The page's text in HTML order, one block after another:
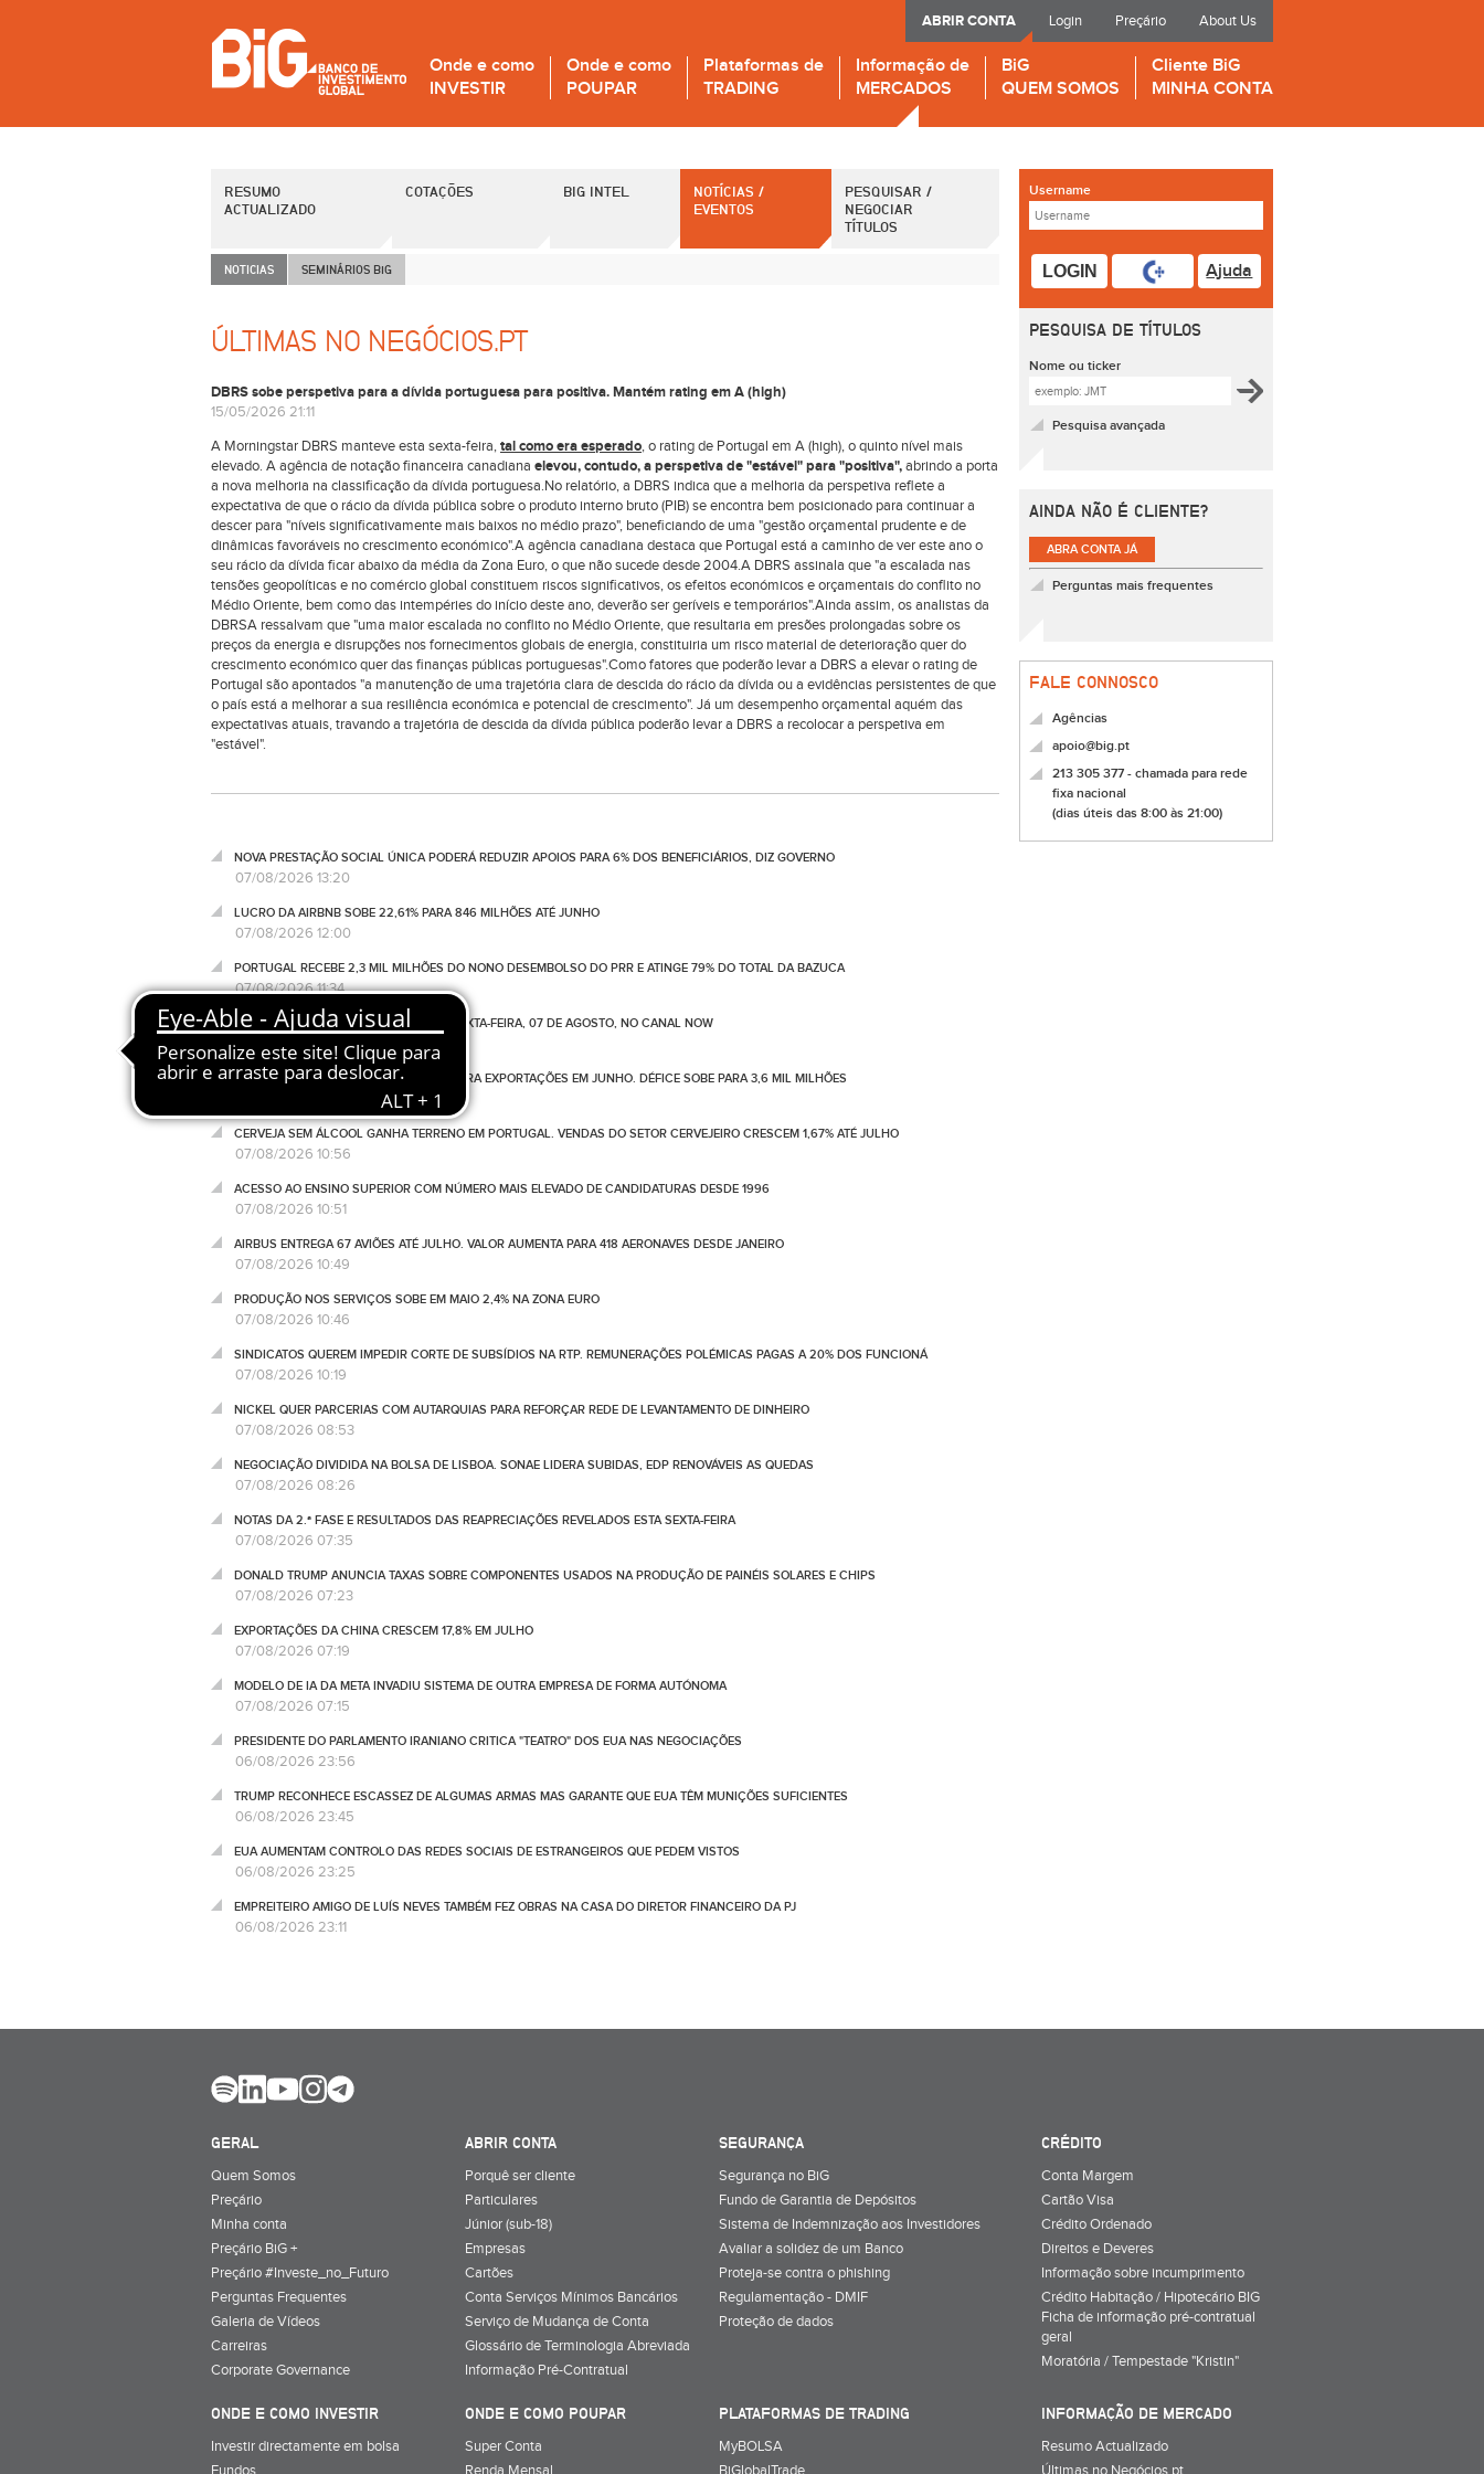
Login Preçário About Us
ABRIR CONTA
Onde e como
INVESTIR
Onde e como
POUPAR
Plataformas de
TRADING
Informação de
MERCADOS
BiG
QUEM SOMOS
Cliente BiG
MINHA CONTA
RESUMO
ACTUALIZADO
COTAÇÕES BIG INTEL
NOTÍCIAS /
EVENTOS
PESQUISAR /
NEGOCIAR
TÍTULOS
NOTICIAS SEMINÁRIOS BiG
ÚLTIMAS NO NEGÓCIOS.PT
DBRS sobe perspetiva para a dívida portuguesa para positiva. Mantém rating em A (high)
15/05/2026 21:11
A Morningstar DBRS manteve esta sexta-feira,tal como era esperado, o rating de Portugal em A (high), o quinto nível mais
elevado. A agência de notação financeira canadiana elevou, contudo, a perspetiva de "estável" para "positiva",abrindo a porta
a nova melhoria na classificação da dívida portuguesa.No relatório, a DBRS indica que a melhoria da perspetiva reflete a
expectativa de que o rácio da dívida pública sobre o produto interno bruto (PIB) se encontra bem posicionado para continuar a
descer para "níveis significativamente mais baixos no médio prazo", beneficiando de uma "gestão orçamental prudente e de
dinâmicas favoráveis no crescimento económico".A agência canadiana destaca que Portugal está a caminho de ver este ano o
seu rácio da dívida ficar abaixo da média da Zona Euro, o que não sucede desde 2004.A DBRS assinala que "a escalada nas
tensões geopolíticas e no comércio global constituem riscos significativos, os efeitos económicos e orçamentais do conflito no
Médio Oriente, bem como das intempéries do início deste ano, deverão ser geríveis e temporários".Ainda assim, os analistas da
DBRSA ressalvam que "uma maior escalada no conflito no Médio Oriente, que resultaria em presões prolongadas sobre os
preços da energia e disrupções nos fornecimentos globais de energia, constituiria um risco material de deterioração quer do
crescimento económico quer das finanças públicas portuguesas".Como fatores que poderão levar a DBRS a elevar o rating de
Portugal são apontados "a manutenção de uma trajetória clara de descida do rácio da dívida ou a evidências persistentes de que
o país está a melhorar a sua resiliência económica e potencial de crescimento". Já um desempenho orçamental aquém das
expectativas atuais, travando a trajetória de descida da dívida pública poderão levar a DBRS a recolocar a perspetiva em
"estável".
NOVA PRESTAÇÃO SOCIAL ÚNICA PODERÁ REDUZIR APOIOS PARA 6% DOS BENEFICIÁRIOS, DIZ GOVERNO
07/08/2026 13:20
LUCRO DA AIRBNB SOBE 22,61% PARA 846 MILHÕES ATÉ JUNHO
07/08/2026 12:00
PORTUGAL RECEBE 2,3 MIL MILHÕES DO NONO DESEMBOLSO DO PRR E ATINGE 79% DO TOTAL DA BAZUCA
07/08/2026 11:34
VEJA O PROGRAMA NEGÓCIOS DESTA SEXTA-FEIRA, 07 DE AGOSTO, NO CANAL NOW
07/08/2026 11:18
CRESCIMENTO DAS IMPORTAÇÕES SUPERA EXPORTAÇÕES EM JUNHO. DÉFICE SOBE PARA 3,6 MIL MILHÕES
CERVEJA SEM ÁLCOOL GANHA TERRENO EM PORTUGAL. VENDAS DO SETOR CERVEJEIRO CRESCEM 1,67% ATÉ JULHO
07/08/2026 10:56
ACESSO AO ENSINO SUPERIOR COM NÚMERO MAIS ELEVADO DE CANDIDATURAS DESDE 1996
07/08/2026 10:51
AIRBUS ENTREGA 67 AVIÕES ATÉ JULHO. VALOR AUMENTA PARA 418 AERONAVES DESDE JANEIRO
07/08/2026 10:49
PRODUÇÃO NOS SERVIÇOS SOBE EM MAIO 2,4% NA ZONA EURO
07/08/2026 10:46
SINDICATOS QUEREM IMPEDIR CORTE DE SUBSÍDIOS NA RTP. REMUNERAÇÕES POLÉMICAS PAGAS A 20% DOS FUNCIONÁ
07/08/2026 10:19
NICKEL QUER PARCERIAS COM AUTARQUIAS PARA REFORÇAR REDE DE LEVANTAMENTO DE DINHEIRO
07/08/2026 08:53
NEGOCIAÇÃO DIVIDIDA NA BOLSA DE LISBOA. SONAE LIDERA SUBIDAS, EDP RENOVÁVEIS AS QUEDAS
07/08/2026 08:26
NOTAS DA 2.ª FASE E RESULTADOS DAS REAPRECIAÇÕES REVELADOS ESTA SEXTA-FEIRA
07/08/2026 07:35
DONALD TRUMP ANUNCIA TAXAS SOBRE COMPONENTES USADOS NA PRODUÇÃO DE PAINÉIS SOLARES E CHIPS
07/08/2026 07:23
EXPORTAÇÕES DA CHINA CRESCEM 17,8% EM JULHO
07/08/2026 07:19
MODELO DE IA DA META INVADIU SISTEMA DE OUTRA EMPRESA DE FORMA AUTÓNOMA
07/08/2026 07:15
PRESIDENTE DO PARLAMENTO IRANIANO CRITICA "TEATRO" DOS EUA NAS NEGOCIAÇÕES
06/08/2026 23:56
TRUMP RECONHECE ESCASSEZ DE ALGUMAS ARMAS MAS GARANTE QUE EUA TÊM MUNIÇÕES SUFICIENTES
06/08/2026 23:45
EUA AUMENTAM CONTROLO DAS REDES SOCIAIS DE ESTRANGEIROS QUE PEDEM VISTOS
06/08/2026 23:25
EMPREITEIRO AMIGO DE LUÍS NEVES TAMBÉM FEZ OBRAS NA CASA DO DIRETOR FINANCEIRO DA PJ
06/08/2026 23:11
Username
LOGIN Ajuda
PESQUISA DE TÍTULOS
Nome ou ticker
Pesquisa avançada
AINDA NÃO É CLIENTE?
ABRA CONTA JÁ
Perguntas mais frequentes
FALE CONNOSCO
Agências
apoio@big.pt
213 305 377 - chamada para rede
fixa nacional
(dias úteis das 8:00 às 21:00)
GERAL
Quem Somos
Preçário
Minha conta
Preçário BiG +
Preçário #Investe_no_Futuro
Perguntas Frequentes
Galeria de Vídeos
Carreiras
Corporate Governance
ABRIR CONTA
Porquê ser cliente
Particulares
Júnior (sub-18)
Empresas
Cartões
Conta Serviços Mínimos Bancários
Serviço de Mudança de Conta
Glossário de Terminologia Abreviada
Informação Pré-Contratual
SEGURANÇA
Segurança no BiG
Fundo de Garantia de Depósitos
Sistema de Indemnização aos Investidores
Avaliar a solidez de um Banco
Proteja-se contra o phishing
Regulamentação - DMIF
Proteção de dados
CRÉDITO
Conta Margem
Cartão Visa
Crédito Ordenado
Direitos e Deveres
Informação sobre incumprimento
Crédito Habitação / Hipotecário BIG
Ficha de informação pré-contratual
geral
Moratória / Tempestade "Kristin"
ONDE E COMO INVESTIR
Investir directamente em bolsa
Fundos
ONDE E COMO POUPAR
Super Conta
Renda Mensal
PLATAFORMAS DE TRADING
MyBOLSA
BiGlobalTrade
INFORMAÇÃO DE MERCADO
Resumo Actualizado
Últimas no Negócios.pt